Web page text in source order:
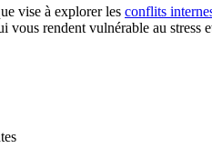
vise à explorer les conflits
rendent vulnérable au stress